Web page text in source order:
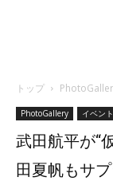
トップ
PhotoGallery イベン
武田航平が“
田夏帆もサ